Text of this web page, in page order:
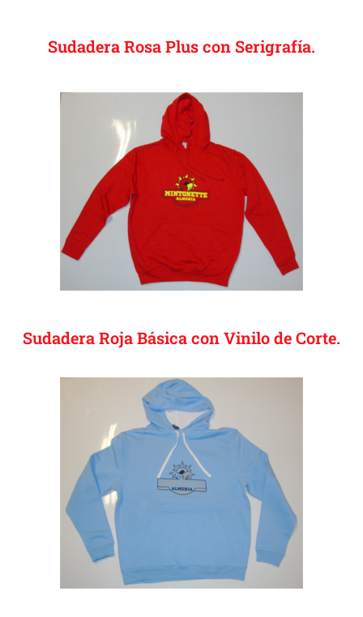
Sudadera Rosa Plus con Serigrafía.
Sudadera Roja Básica con Vinilo de Corte.